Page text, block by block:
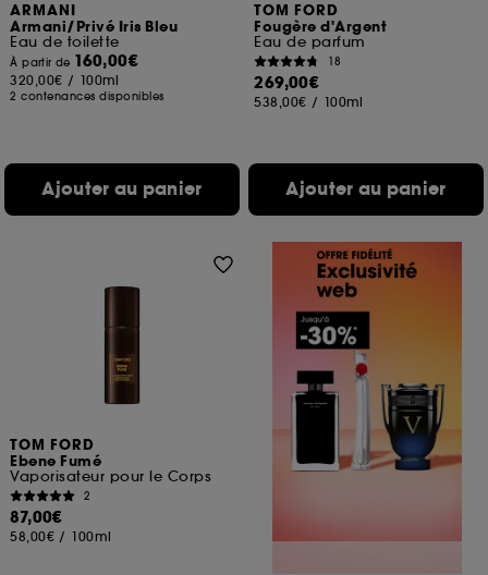
ARMANI
Armani/Privé Iris Bleu
Eau de toilette
À partir de 160,00€
320,00€ / 100ml
2 contenances disponibles
Ajouter au panier
TOM FORD
Fougère d'Argent
Eau de parfum
18
269,00€
538,00€ / 100ml
Ajouter au panier
TOM FORD
Ebene Fumé
Vaporisateur pour le Corps
2
87,00€
58,00€ / 100ml